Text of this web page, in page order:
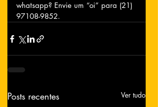
whatsapp? Envie um “oi” para (21)
97108-9852.
Posts recentes Ver tudo